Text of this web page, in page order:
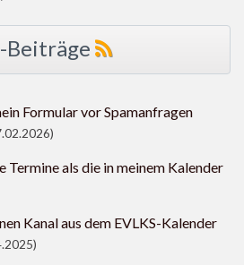
Beiträge
Formular vor Spamanfragen
Termine als die in meinem Kalender
Kanal aus dem EVLKS-Kalender